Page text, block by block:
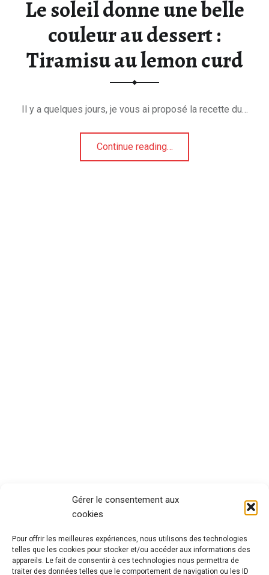
Gérer le consentement aux
cookies
Pour offrir les meilleures expériences, nous utilisons des technologies
telles que les cookies pour stocker et/ou accéder aux informations des
appareils. Le fait de consentir à ces technologies nous permettra de
traiter des données telles que le comportement de navigation ou les ID
Le soleil donne une belle
couleur au dessert :
Tiramisu au lemon curd
Il y a quelques jours, je vous ai proposé la recette du…
Continue reading“Le soleil donne une belle couleur au dessert : Tiramisu au lemon curd”
…